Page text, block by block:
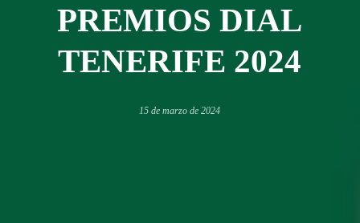
PREMIOS DIAL
TENERIFE 2024
15 de marzo de 2024